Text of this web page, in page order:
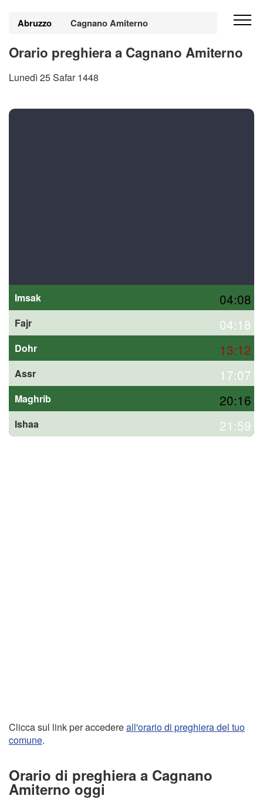
Abruzzo Cagnano Amiterno
Orario preghiera a Cagnano Amiterno
Lunedì 25 Safar 1448
Imsak 04:08
Fajr 04:18
Dohr 13:12
Assr 17:07
Maghrib 20:16
Ishaa 21:59
Clicca sul link per accedereall'orario di preghiera del tuo
comune.
Orario di preghiera a Cagnano
Amiterno oggi